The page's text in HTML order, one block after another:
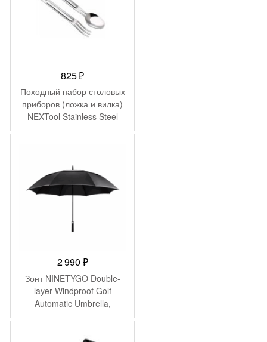
825₽
Походный набор столовых
приборов (ложка и вилка)
NEXTool Stainless Steel
Portable Tableware
2 990 ₽
Зонт NINETYGO Double-
layer Windproof Golf
Automatic Umbrella,
автоматичесая версия,